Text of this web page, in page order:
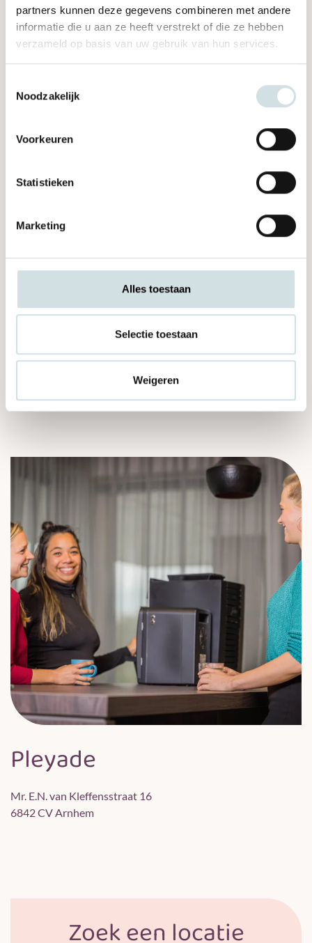
partners kunnen deze gegevens combineren met andere
informatie die u aan ze heeft verstrekt of die ze hebben
verzameld op basis van uw gebruik van hun services.
Noodzakelijk
Voorkeuren
Statistieken
Marketing
Alles toestaan
Selectie toestaan
Weigeren
Telefoon*
Velden gemarkeerd met een * zijn verplicht.
Pleyade
Mr. E.N. van Kleffensstraat 16
6842 CV Arnhem
Zoek een locatie